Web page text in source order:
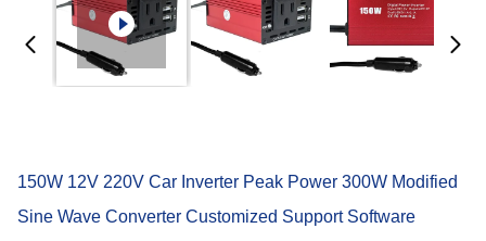
150W 12V 220V Car Inverter Peak Power 300W Modified
Sine Wave Converter Customized Support Software